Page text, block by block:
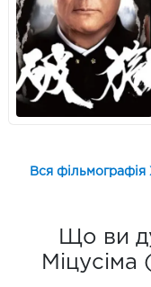
Вся фільмографія
Що ви